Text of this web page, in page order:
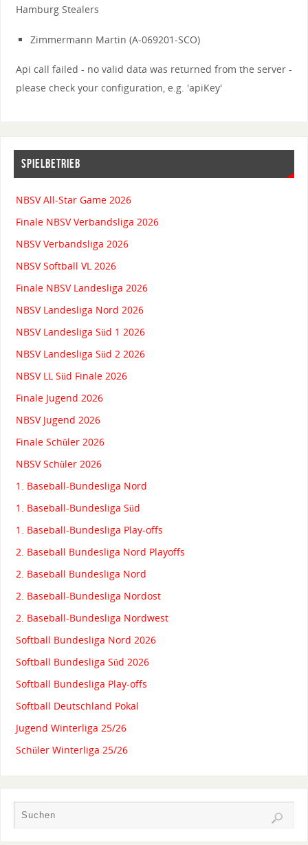
Hamburg Stealers
Zimmermann Martin (A-069201-SCO)
Api call failed - no valid data was returned from the server -
please check your configuration, e.g. 'apiKey'
SPIELBETRIEB
NBSV All-Star Game 2026
Finale NBSV Verbandsliga 2026
NBSV Verbandsliga 2026
NBSV Softball VL 2026
Finale NBSV Landesliga 2026
NBSV Landesliga Nord 2026
NBSV Landesliga Süd 1 2026
NBSV Landesliga Süd 2 2026
NBSV LL Süd Finale 2026
Finale Jugend 2026
NBSV Jugend 2026
Finale Schüler 2026
NBSV Schüler 2026
1. Baseball-Bundesliga Nord
1. Baseball-Bundesliga Süd
1. Baseball-Bundesliga Play-offs
2. Baseball Bundesliga Nord Playoffs
2. Baseball Bundesliga Nord
2. Baseball-Bundesliga Nordost
2. Baseball-Bundesliga Nordwest
Softball Bundesliga Nord 2026
Softball Bundesliga Süd 2026
Softball Bundesliga Play-offs
Softball Deutschland Pokal
Jugend Winterliga 25/26
Schüler Winterliga 25/26